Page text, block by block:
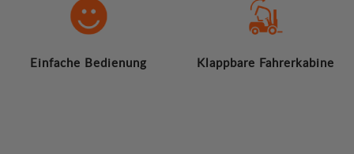
Einfache Bedienung Klappbare Fahrerkabine